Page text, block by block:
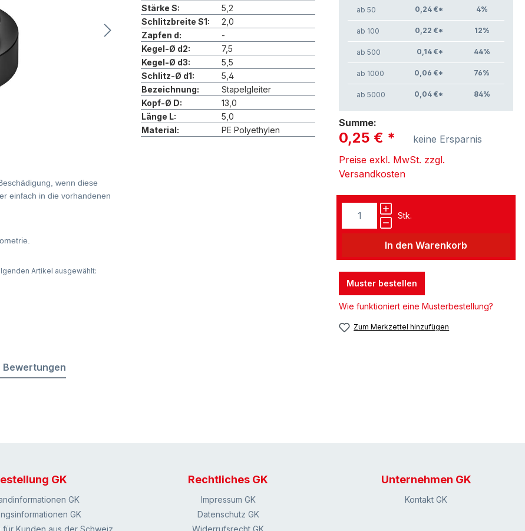
wenn diese
einfach in die vorhandenen
Artikel ausgewählt:
Stärke S:
5,2
Schlitzbreite S1:
2,0
Zapfen d:
-
Kegel-Ø d2:
7,5
Kegel-Ø d3:
5,5
Schlitz-Ø d1:
5,4
Bezeichnung:
Stapelgleiter
Kopf-Ø D:
13,0
Länge L:
5,0
Material:
PE Polyethylen
ab 50 0,24 €* 4%
ab 100 0,22 €* 12%
ab 500 0,14 €* 44%
ab 1000 0,06 €* 76%
ab 5000 0,04 €* 84%
Summe:
0,25 € *
keine Ersparnis
Preise exkl. MwSt. zzgl.
Versandkosten
Stk.
In den Warenkorb
Muster bestellen
Wie funktioniert eine Musterbestellung?
Zum Merkzettel hinzufügen
Bewertungen
GK
GK
GK
für Kunden aus der Schweiz
Rechtliches GK
Impressum GK
Datenschutz GK
Widerrufsrecht GK
Unternehmen GK
Kontakt GK